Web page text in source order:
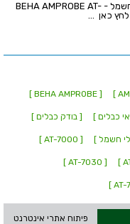
קיט לאיתור ובדיקת כבלי חשמל - BEHA AMPROBE AT-
[ BEHA AMPROBE ]
כבלים ] [ בודק כבלים ]
חשמל ] [ AT-7000 ]
[ AT-7030 ]
פיתוח אתרי אינטרנט